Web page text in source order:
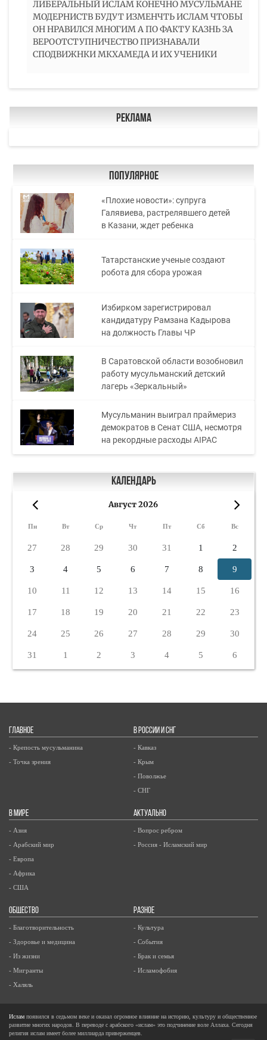
ЛИБЕРАЛЬНЫЙ ИСЛАМ КОНЕЧНО МУСУЛЬМАНЕ
МОДЕРНИСТВ БУДУТ ИЗМЕНЧТЬ ИСЛАМ ЧТОБЫ
ОН НРАВИЛСЯ МНОГИМ А ПО ФАКТУ КАЗНЬ ЗА
ВЕРООТСТУПНИЧЕСТВО ПРИЗНАВАЛИ
СПОДВИЖНКИ МКХАМЕДА И ИХ УЧЕНИКИ
Реклама
Популярное
«Плохие новости»: супруга
Галявиева, растрелявшего детей
в Казани, ждет ребенка
Татарстанские ученые создают
робота для сбора урожая
Избирком зарегистрировал
кандидатуру Рамзана Кадырова
на должность Главы ЧР
В Саратовской области возобновил
работу мусульманский детский
лагерь «Зеркальный»
Мусульманин выиграл праймериз
демократов в Сенат США, несмотря
на рекордные расходы AIPAC
Календарь
Август 2026
Пн Вт Ср Чт Пт Сб Вс
27 28 29 30 31 1 2
3 4 5 6 7 8 9
10 11 12 13 14 15 16
17 18 19 20 21 22 23
24 25 26 27 28 29 30
31 1 2 3 4 5 6
ГЛАВНОЕ
- Крепость мусульманина
- Точка зрения
В РОССИИ И СНГ
- Кавказ
- Крым
- Поволжье
- СНГ
В МИРЕ
- Азия
- Арабский мир
- Европа
- Африка
- США
АКТУАЛЬНО
- Вопрос ребром
- Россия - Исламский мир
ОБЩЕСТВО
- Благотворительность
- Здоровье и медицина
- Из жизни
- Мигранты
- Халяль
РАЗНОЕ
- Культура
- События
- Брак и семья
- Исламофобия
Ислам появился в седьмом веке и оказал огромное влияние на историю, культуру и общественное
развитие многих народов. В переводе с арабского «ислам» это подчинение воле Аллаха. Сегодня
религия ислам имеет более миллиарда приверженцев.